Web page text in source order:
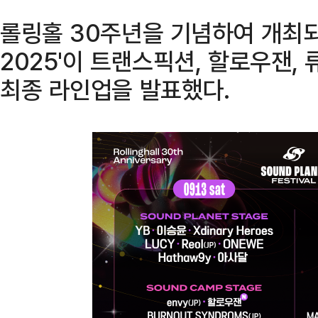
롤링홀 30주년을 기념하여 개최
2025'이 트랜스픽션, 할로우잰,
최종 라인업을 발표했다.